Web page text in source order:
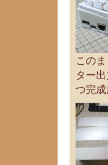
この
ター
つ完成